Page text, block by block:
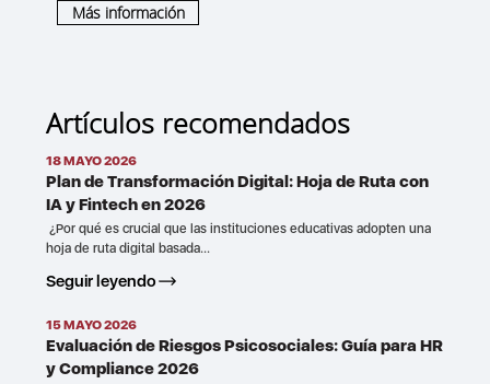
Más información
Artículos recomendados
18 MAYO 2026
Plan de Transformación Digital: Hoja de Ruta con
IA y Fintech en 2026
¿Por qué es crucial que las instituciones educativas adopten una
hoja de ruta digital basada...
Seguir leyendo
15 MAYO 2026
Evaluación de Riesgos Psicosociales: Guía para HR
y Compliance 2026